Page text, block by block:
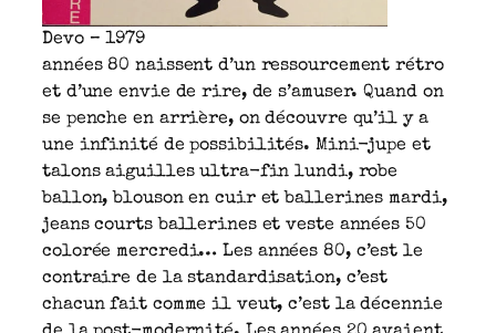
Devo – 1979
années 80 naissent d’un ressourcement rétro
et d’une envie de rire, de s’amuser. Quand on
se penche en arrière, on découvre qu’il y a
une infinité de possibilités. Mini-jupe et
talons aiguilles ultra-fin lundi, robe
ballon, blouson en cuir et ballerines mardi,
jeans courts ballerines et veste années 50
colorée mercredi… Les années 80, c’est le
contraire de la standardisation, c’est
chacun fait comme il veut, c’est la décennie